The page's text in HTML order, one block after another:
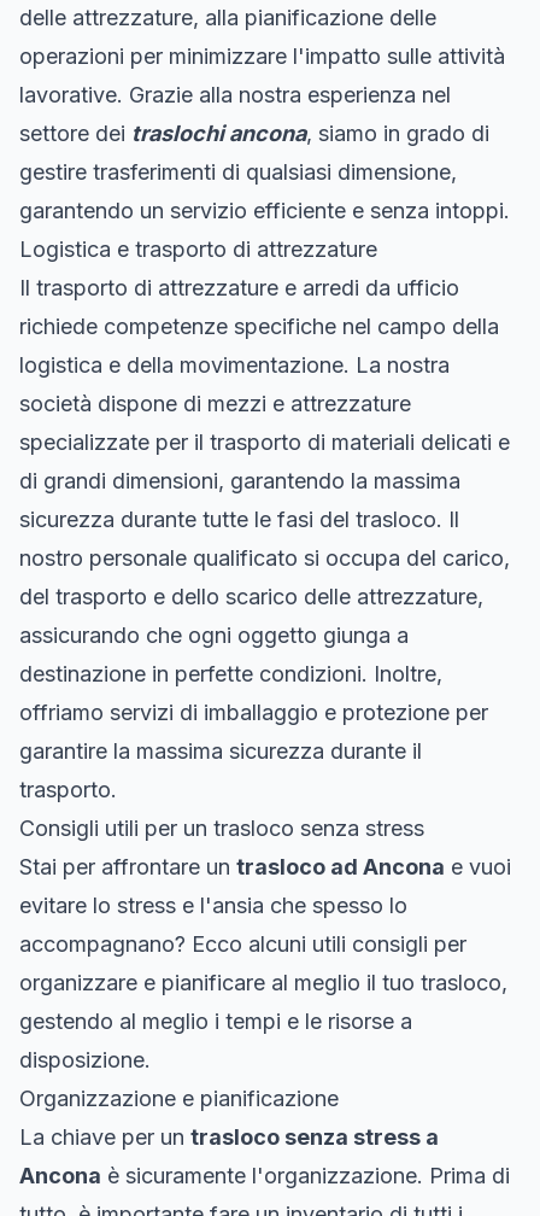
delle attrezzature, alla pianificazione delle
operazioni per minimizzare l'impatto sulle attività
lavorative. Grazie alla nostra esperienza nel
settore dei traslochi ancona, siamo in grado di
gestire trasferimenti di qualsiasi dimensione,
garantendo un servizio efficiente e senza intoppi.
Logistica e trasporto di attrezzature
Il trasporto di attrezzature e arredi da ufficio
richiede competenze specifiche nel campo della
logistica e della movimentazione. La nostra
società dispone di mezzi e attrezzature
specializzate per il trasporto di materiali delicati e
di grandi dimensioni, garantendo la massima
sicurezza durante tutte le fasi del trasloco. Il
nostro personale qualificato si occupa del carico,
del trasporto e dello scarico delle attrezzature,
assicurando che ogni oggetto giunga a
destinazione in perfette condizioni. Inoltre,
offriamo servizi di imballaggio e protezione per
garantire la massima sicurezza durante il
trasporto.
Consigli utili per un trasloco senza stress
Stai per affrontare un trasloco ad Ancona e vuoi
evitare lo stress e l'ansia che spesso lo
accompagnano? Ecco alcuni utili consigli per
organizzare e pianificare al meglio il tuo trasloco,
gestendo al meglio i tempi e le risorse a
disposizione.
Organizzazione e pianificazione
La chiave per un trasloco senza stress a
Ancona è sicuramente l'organizzazione. Prima di